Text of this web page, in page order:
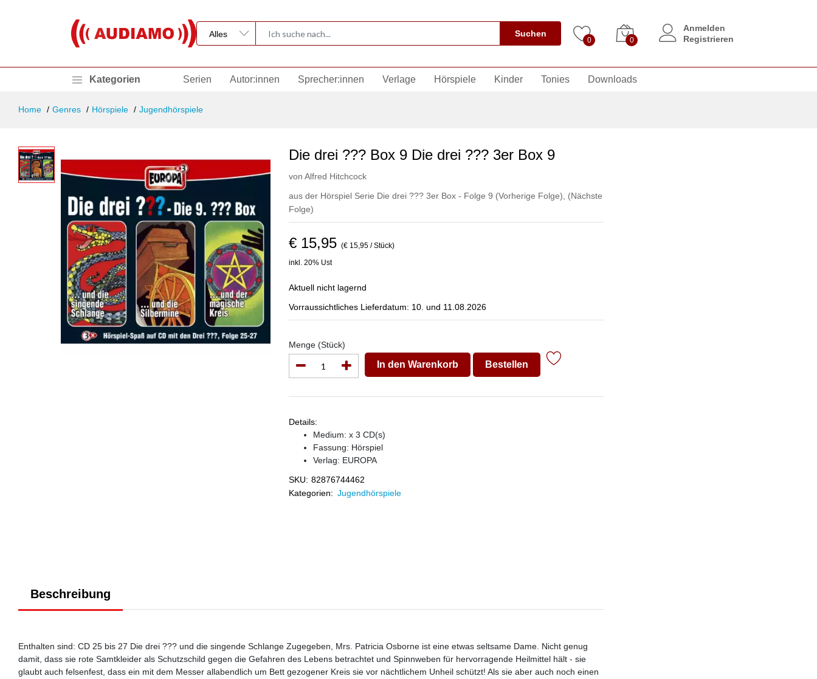
Suchen
0 0
Anmelden
Registrieren
Kategorien Serien Autor:innen Sprecher:innen Verlage Hörspiele Kinder Tonies Downloads
Home Genres Hörspiele Jugendhörspiele
Die drei ??? Box 9 Die drei ??? 3er Box 9
von Alfred Hitchcock
aus der Hörspiel Serie Die drei ??? 3er Box - Folge 9 (Vorherige Folge)
(Nächste
Folge)
€ 15,95 (€ 15,95 / Stück)
inkl. 20% Ust
Aktuell nicht lagernd
Vorraussichtliches Lieferdatum: 10. und 11.08.2026
Menge (Stück)
In den Warenkorb Bestellen
Details:
Medium: x 3 CD(s)
Fassung: Hörspiel
Verlag: EUROPA
SKU: 82876744462
Kategorien: Jugendhörspiele
Beschreibung
Enthalten sind: CD 25 bis 27 Die drei ??? und die singende Schlange Zugegeben, Mrs. Patricia Osborne ist eine etwas seltsame Dame. Nicht genug
damit, dass sie rote Samtkleider als Schutzschild gegen die Gefahren des Lebens betrachtet und Spinnweben für hervorragende Heilmittel hält - sie
glaubt auch felsenfest, dass ein mit dem Messer allabendlich um Bett gezogener Kreis sie vor nächtlichem Unheil schützt! Als sie aber auch noch einen